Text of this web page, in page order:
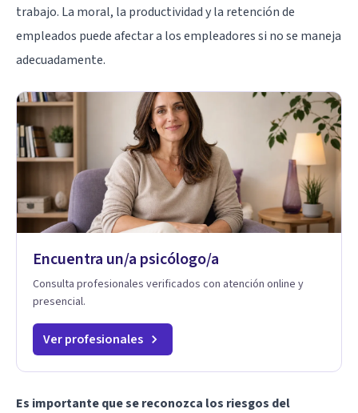
trabajo. La moral, la productividad y la retención de
empleados puede afectar a los empleadores si no se maneja
adecuadamente.
Encuentra un/a psicólogo/a
Consulta profesionales verificados con atención online y
presencial.
Ver profesionales
Es importante que se reconozca los riesgos del